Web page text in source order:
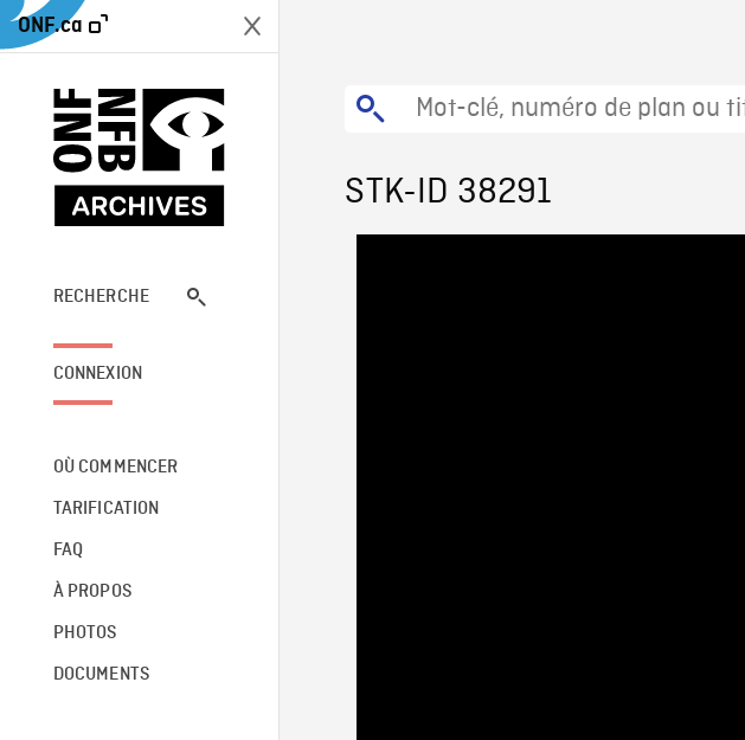
ONF.ca
RECHERCHE
CONNEXION
OÙ COMMENCER
TARIFICATION
FAQ
À PROPOS
PHOTOS
DOCUMENTS
STK-ID 38291